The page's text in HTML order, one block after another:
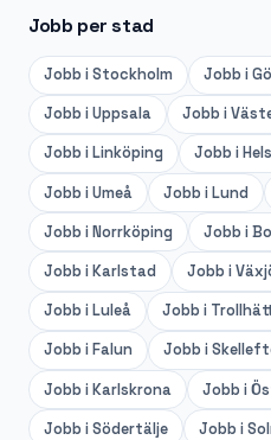
Jobb per stad
Jobb iStockholm Jobb i
Jobb iUppsala Jobb i
Jobb iLinköping Jobb i
Jobb iUmeå Jobb iLund
Jobb iNorrköping Jobb i
Jobb iKarlstad Jobb i
Jobb iLuleå Jobb i
Jobb iFalun Jobb i
Jobb iKarlskrona Jobb i
Jobb iSödertälje Jobb i